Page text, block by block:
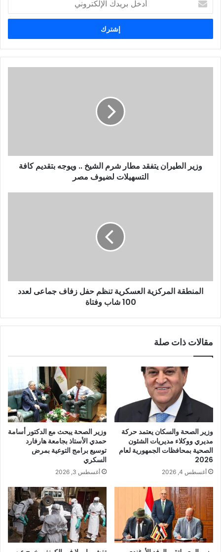
خ
ب
ر
ر
وزير الطيران يتفقد مطار شرم الشيخ .. ويوجه بتقديم كافة
التسهيلات لضيوف مصر
المنطقة المركزية العسكرية تنظم حفل زفاف جماعى لعدد
100 شاب وفتاة
مقالات ذات صلة
وزير الصحة والسكان يعتمد حركة
مديري ووكلاء مديريات الشئون
الصحية بمحافظات الجمهورية لعام
2026
أغسطس 4, 2026
وزير الصحة يبحث مع الدكتور أسامة
حمدي الأستاذ بجامعة هارفارد
توسيع برامج التوعية بمرض
السكري
أغسطس 3, 2026